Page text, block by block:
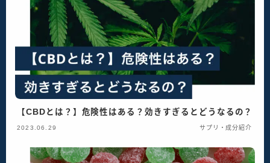
【CBDとは？】危険性はある？効きすぎるとどうなるの？
2023.06.29 サプリ・成分紹介